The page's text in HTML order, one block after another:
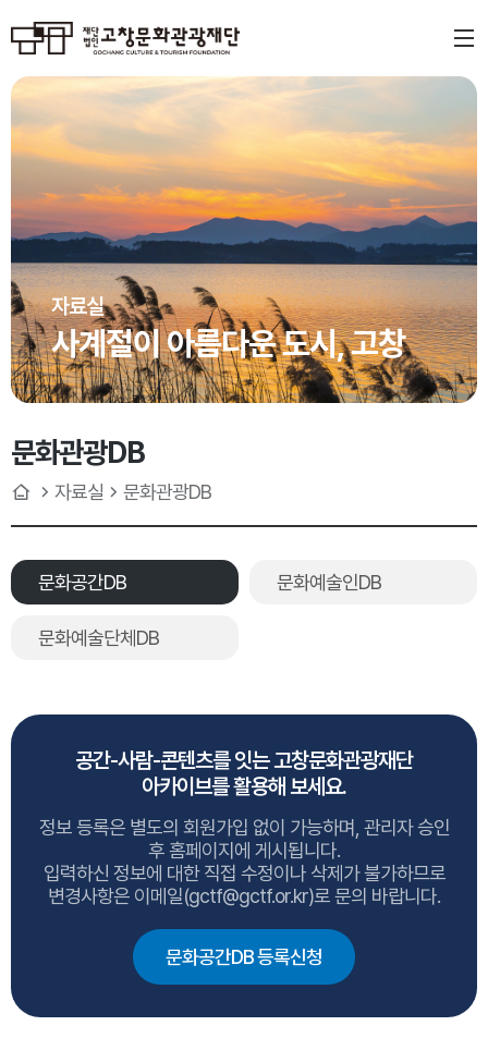
자료실
사계절이 아름다운 도시, 고창
문화관광DB
자료실 문화관광DB
문화공간DB 문화예술인DB
문화예술단체DB
공간-사람-콘텐츠를 잇는 고창문화관광재단
아카이브를 활용해 보세요.
정보 등록은 별도의 회원가입 없이 가능하며, 관리자 승인
후 홈페이지에 게시됩니다.
입력하신 정보에 대한 직접 수정이나 삭제가 불가하므로
변경사항은 이메일(gctf@gctf.or.kr)로 문의 바랍니다.
문화공간DB 등록신청